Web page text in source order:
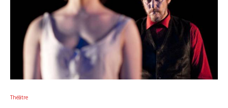
Théâtre